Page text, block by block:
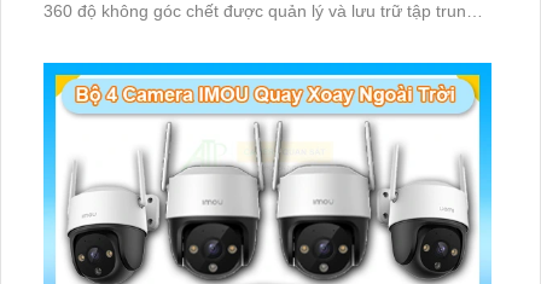
360 độ không góc chết được quản lý và lưu trữ tập trung